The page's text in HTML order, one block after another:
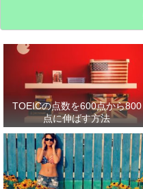
TOEICの点数を600点から800
点に伸ばす方法